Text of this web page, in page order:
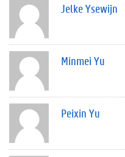
Jelke Ysewijn
Minmei Yu
Peixin Yu